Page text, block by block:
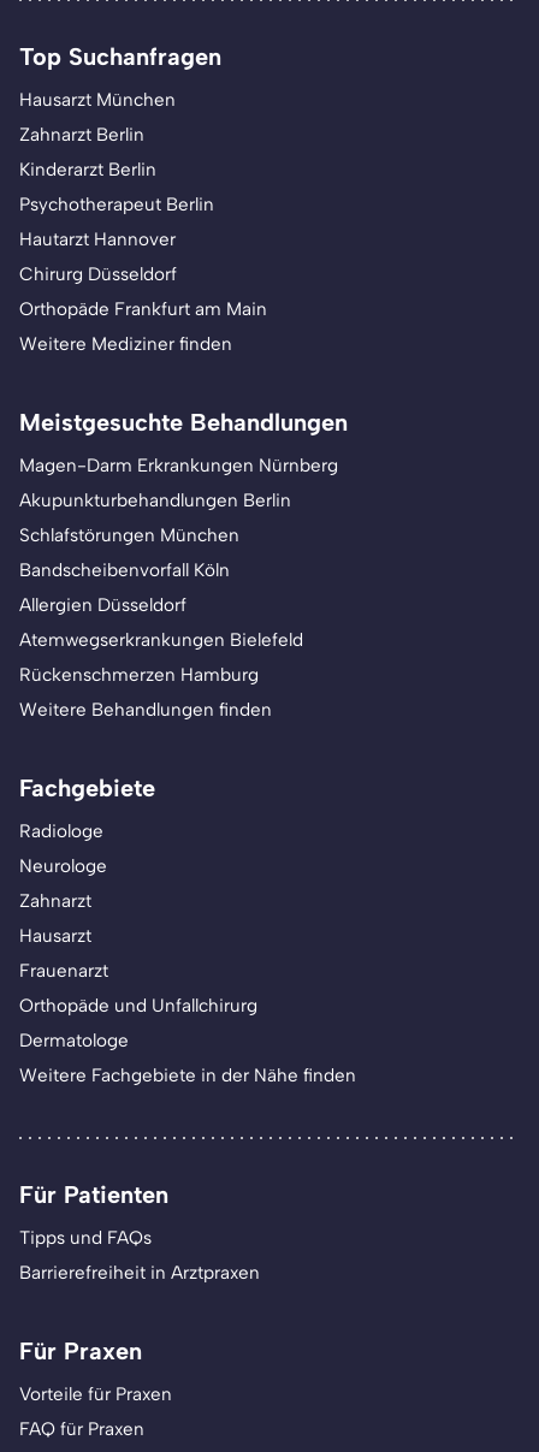
Top Suchanfragen
Hausarzt München
Zahnarzt Berlin
Kinderarzt Berlin
Psychotherapeut Berlin
Hautarzt Hannover
Chirurg Düsseldorf
Orthopäde Frankfurt am Main
Weitere Mediziner finden
Meistgesuchte Behandlungen
Magen-Darm Erkrankungen Nürnberg
Akupunkturbehandlungen Berlin
Schlafstörungen München
Bandscheibenvorfall Köln
Allergien Düsseldorf
Atemwegserkrankungen Bielefeld
Rückenschmerzen Hamburg
Weitere Behandlungen finden
Fachgebiete
Radiologe
Neurologe
Zahnarzt
Hausarzt
Frauenarzt
Orthopäde und Unfallchirurg
Dermatologe
Weitere Fachgebiete in der Nähe finden
Für Patienten
Tipps und FAQs
Barrierefreiheit in Arztpraxen
Für Praxen
Vorteile für Praxen
FAQ für Praxen